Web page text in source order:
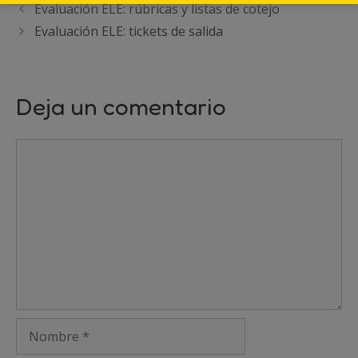
Evaluación ELE: rúbricas y listas de cotejo
Evaluación ELE: tickets de salida
Deja un comentario